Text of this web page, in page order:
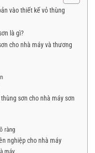
vào thiết kế vỏ thùng
là gì?
cho nhà máy và thương
sơn cho nhà máy sơn
ràng
nghiệp cho nhà máy
máy